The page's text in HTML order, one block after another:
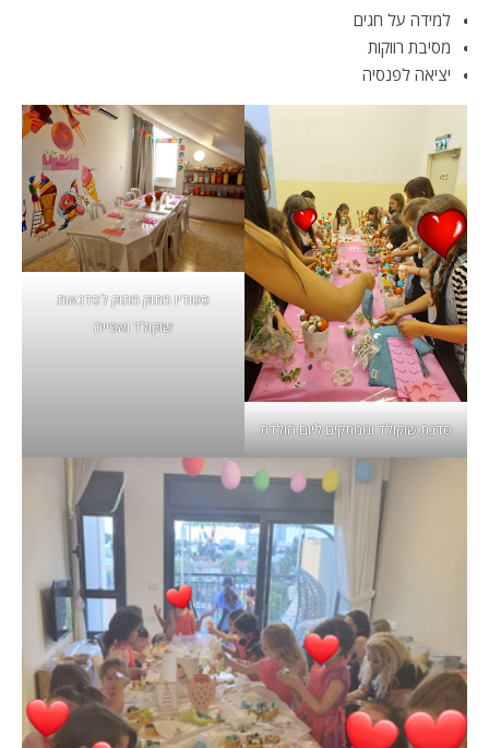
למידה על חגים
מסיבת רווקות
יציאה לפנסיה
סדנת שוקולד וממתקים ליום הולדת
סטודיו מתוק מתוק לסדנאות
שוקולד ואפייה